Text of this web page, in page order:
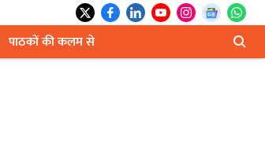
पाठकों की कलम से